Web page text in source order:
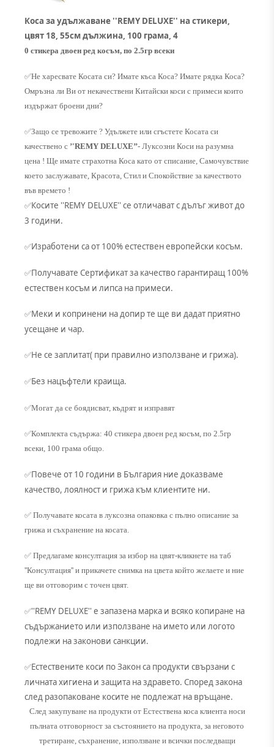
Коса за удължаване ''REMY DELUXE'' на стикери,
цвят 18, 55см дължина, 100 грама, 4
0 стикера двоен ред косъм, по 2.5гр всеки
✅Не харесвате Косата си? Имате къса Коса? Имате рядка Коса?
Омръзна ли Ви от некачествени Китайски коси с примеси които
издържат броени дни?
✅Защо се тревожите ? Удължете или сгъстете Косата си
качествено с ’'REMY DELUXE’’- Луксозни Коси на разумна
цена ! Ще имате страхотна Коса като от списание, Самочувствие
което заслужавате, Красота, Стил и Спокойствие за качеството
във времето !
✅Косите ''REMY DELUXE'' се отличават с дълъг живот до
3 години.
✅Изработени са от 100% естествен европейски косъм.
✅Получавате Сертификат за качество гарантиращ 100%
естествен косъм и липса на примеси.
✅Меки и копринени на допир те ще ви дадат приятно
усещане и чар.
✅Не се заплитат( при правилно използване и грижа).
✅Без нацъфтели краища.
✅Могат да се боядисват, къдрят и изправят
✅Комплекта съдържа: 40 стикера двоен ред косъм, по 2.5гр
всеки, 100 грама общо.
✅Повече от 10 години в България ние доказваме
качество, лоялност и грижа към клиентите ни.
✅ Получавате косата в луксозна опаковка с пълно описание за
грижа и съхранение на косата.
✅ Предлагаме консултация за избор на цвят-кликнете на таб
''Консултация'' и прикачете снимка на цвета който желаете и ние
ще ви отговорим с точен цвят.
✅''REMY DELUXE'' е запазена марка и всяко копиране на
съдържанието или използване на името или логото
подлежи на законови санкции.
✅Естествените коси по Закон са продукти свързани с
личната хигиена и защита на здравето. Според закона
след разопаковане косите не подлежат на връщане.
След закупуване на продукти от Естествена коса клиента носи
пълната отговорност за състоянието на продукта, за неговото
третиране, съхранение, използване и всички последващи